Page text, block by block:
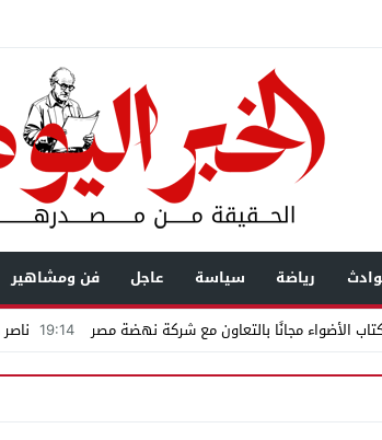
رياضة سياسة عاجل فن ومشاهير
الأضواء مجانًا بالتعاون مع شركة نهضة مصر 19:14
«إمبراطور الأراضى» بمغاغة فى قضية رشوة واختلاس
عابرة للحدود باسم “التصوف” ويطالب بأكثر من نصف مليون